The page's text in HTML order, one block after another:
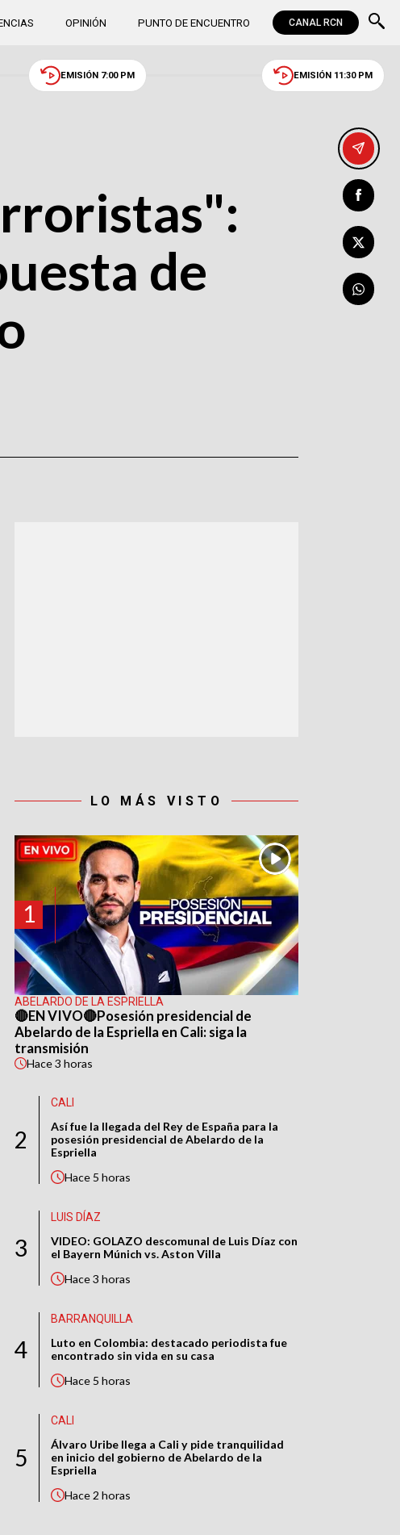
OPINIÓN PUNTO DE ENCUENTRO CANAL RCN
EMISIÓN 7:00 PM EMISIÓN 11:30 PM
de
LO MÁS VISTO
1
ABELARDO DE LA ESPRIELLA
🔴EN VIVO🔴Posesión presidencial de
Abelardo de la Espriella en Cali: siga la
transmisión
Hace3 horas
2
CALI
Así fue la llegada del Rey de España para la
posesión presidencial de Abelardo de la
Espriella
Hace 5 horas
3
LUIS DÍAZ
VIDEO: GOLAZO descomunal de Luis Díaz con
el Bayern Múnich vs. Aston Villa
Hace3 horas
4
BARRANQUILLA
Luto en Colombia: destacado periodista fue
encontrado sin vida en su casa
Hace 5 horas
5
CALI
Álvaro Uribe llega a Cali y pide tranquilidad
en inicio del gobierno de Abelardo de la
Espriella
Hace2 horas